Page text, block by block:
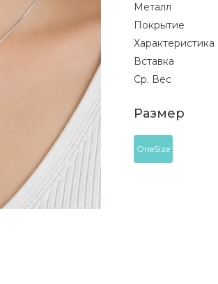
Металл
Покрытие
Характеристика
Вставка
Ср. Вес
Размер
OneSize